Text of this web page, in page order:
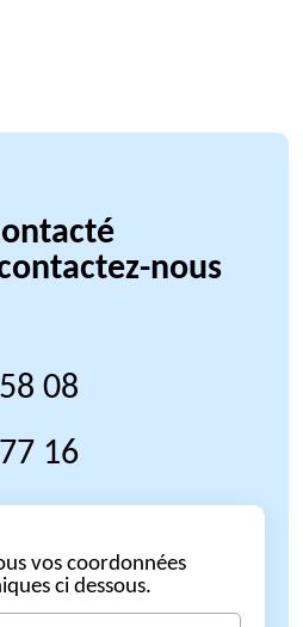
nous
08
16
vos coordonnées
ci dessous.